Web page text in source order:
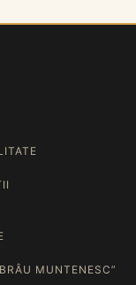
MUNTENESC”